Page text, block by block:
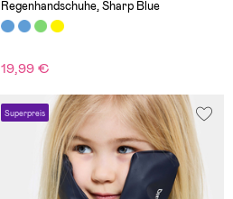
Regenhandschuhe, Sharp Blue
19,99 €
Superpreis